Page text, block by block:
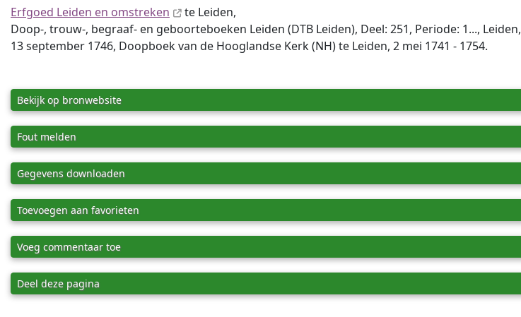
Erfgoed Leiden en omstreken
te Leiden,
Doop-, trouw-, begraaf- en geboorteboeken Leiden (DTB Leiden), Deel: 251, Periode: 1..., Leiden,
13 september 1746, Doopboek van de Hooglandse Kerk (NH) te Leiden, 2 mei 1741 - 1754.
Bekijk op bronwebsite
Fout melden
Gegevens downloaden
Toevoegen aan favorieten
Voeg commentaar toe
Deel deze pagina